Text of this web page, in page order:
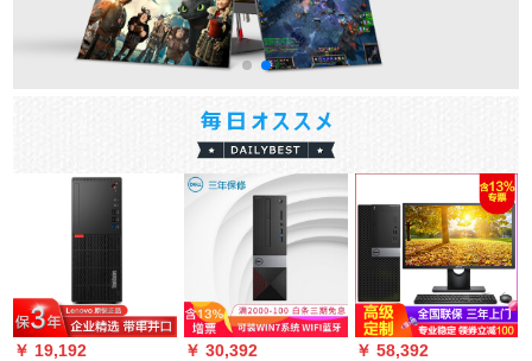
￥ 19,192
￥ 30,392
￥ 58,392